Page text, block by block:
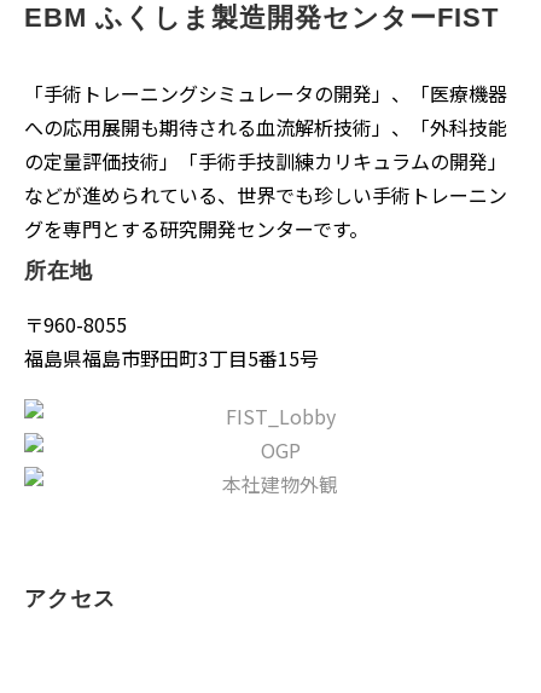
EBM ふくしま製造開発センターFIST
「手術トレーニングシミュレータの開発」、「医療機器
への応用展開も期待される血流解析技術」、「外科技能
の定量評価技術」「手術手技訓練カリキュラムの開発」
などが進められている、世界でも珍しい手術トレーニン
グを専門とする研究開発センターです。
所在地
〒960-8055
福島県福島市野田町3丁目5番15号
アクセス